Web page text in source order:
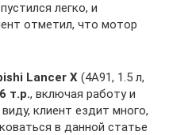
легко, и
отметил, что мотор
Lancer X (4A91, 1.5 л,
т.р., включая работу и
клиент ездит много,
в данной статье